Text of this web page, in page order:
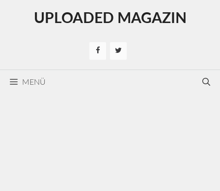
UPLOADED MAGAZIN
MENÜ